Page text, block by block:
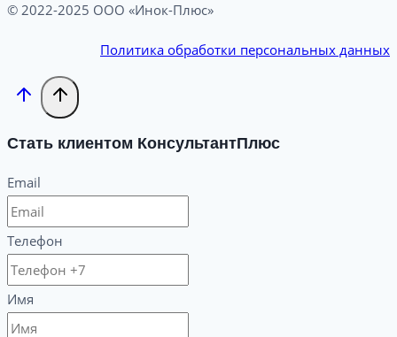
© 2022-2025 ООО «Инок-Плюс»
Политика обработки персональных данных
Стать клиентом КонсультантПлюс
Email
Телефон
Имя